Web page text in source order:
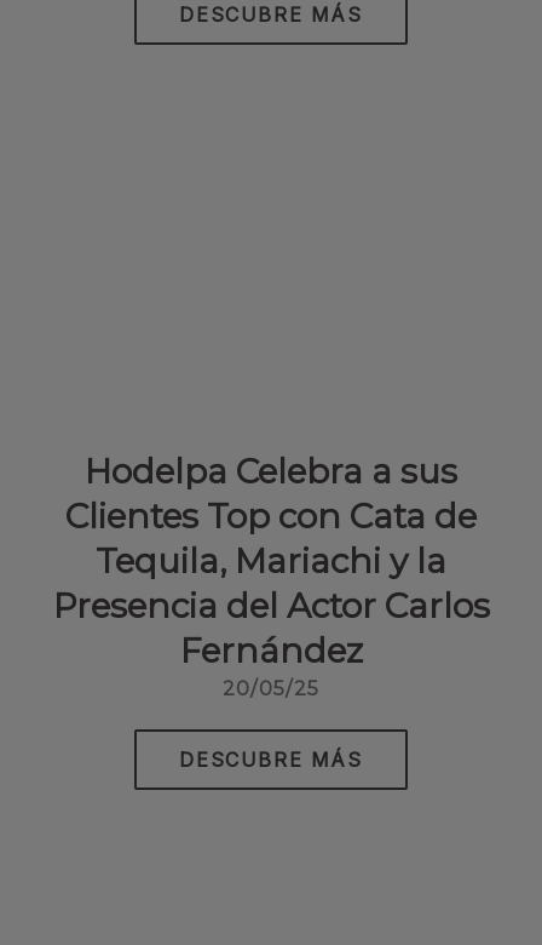
DESCUBRE MÁS
Hodelpa Celebra a sus
Clientes Top con Cata de
Tequila, Mariachi y la
Presencia del Actor Carlos
Fernández
20/05/25
DESCUBRE MÁS